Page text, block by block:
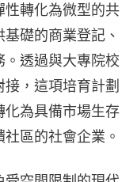
性轉化為微型的共
礎的商業登記、
透過與大專院校
，這項培育計劃
化為具備市場生存
區的社會企業。